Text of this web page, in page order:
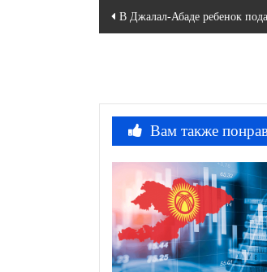
Навигация
В Джалал-Абаде ребенок
Вам также